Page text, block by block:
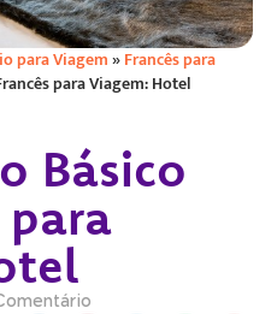
para Viagem»Francês para
para Viagem: Hotel
Básico
para